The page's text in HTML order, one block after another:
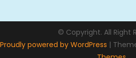
© Copyright. All Right
Proudly powered by WordPress |